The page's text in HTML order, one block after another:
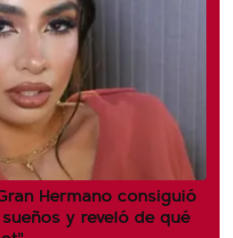
Hermano consiguió
y reveló de qué